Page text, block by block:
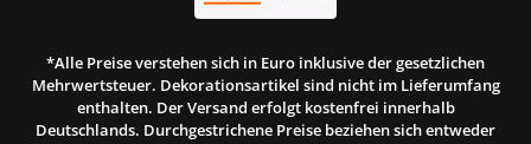
*Alle Preise verstehen sich in Euro inklusive der gesetzlichen
Mehrwertsteuer. Dekorationsartikel sind nicht im Lieferumfang
enthalten. Der Versand erfolgt kostenfrei innerhalb
Deutschlands. Durchgestrichene Preise beziehen sich entweder